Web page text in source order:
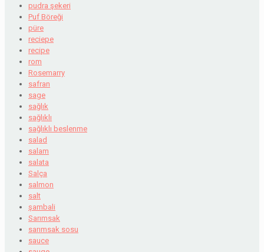
pudra şekeri
Puf Böreği
püre
reciepe
recipe
rom
Rosemarry
safran
sage
sağlık
sağlıklı
sağlıklı beslenme
salad
salam
salata
Salça
salmon
salt
şambali
Sarımsak
sarımsak sosu
sauce